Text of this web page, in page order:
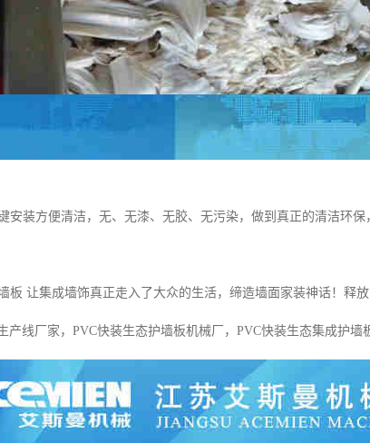
安装方便清洁，无、无漆、无胶、无污染，做到真正的清洁环
板 让集成墙饰真正走入了大众的生活，缔造墙面家装神话！释
产线厂家，PVC快装生态护墙板机械厂，PVC快装生态集成护墙